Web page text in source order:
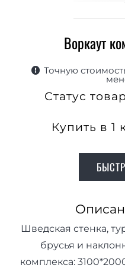
Воркаут
Точную
Статус
Купить в 1
Шведская стенка,
брусья и
комплекса: